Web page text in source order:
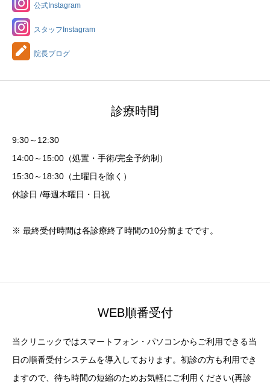
公式Instagram
スタッフInstagram
院長ブログ
診療時間
9:30～12:30
14:00～15:00（処置・手術/完全予約制）
15:30～18:30（土曜日を除く）
休診日 /毎週木曜日・日祝
※ 最終受付時間は各診療終了時間の10分前までです。
WEB順番受付
当クリニックではスマートフォン・パソコンからご利用できる当
日の順番受付システムを導入しております。初診の方も利用でき
ますので、待ち時間の短縮のためお気軽にご利用ください(再診